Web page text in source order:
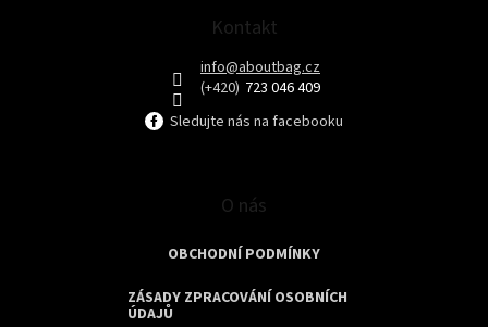
Kontakt
info@aboutbag.cz
723 046 409
Sledujte nás na facebooku
O nás
OBCHODNÍ PODMÍNKY
ZÁSADY ZPRACOVÁNÍ OSOBNÍCH
ÚDAJŮ